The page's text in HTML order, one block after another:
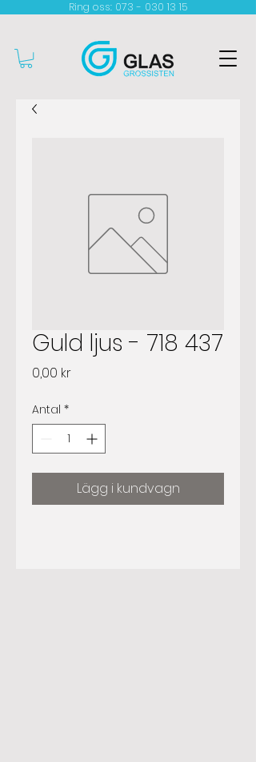
Ring oss: 073 - 030 13 15​
Guld ljus - 718 437
0,00 krPris
Antal *
Lägg i kundvagn